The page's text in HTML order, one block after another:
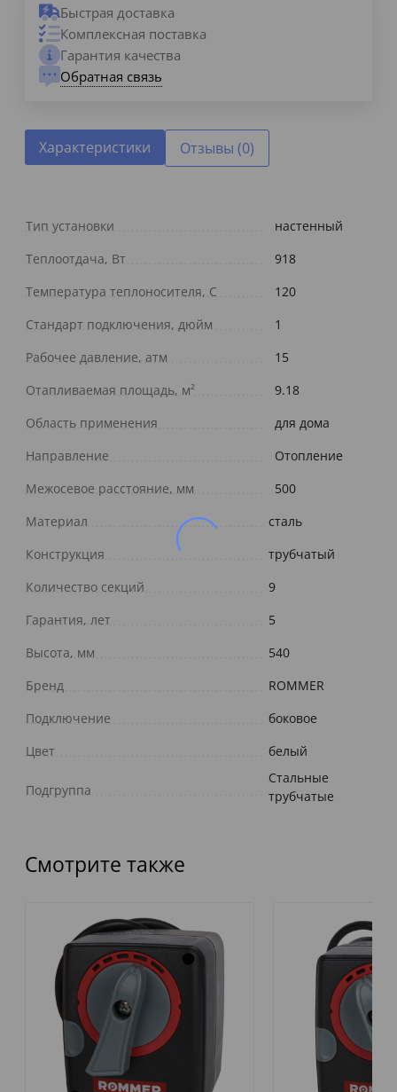
Быстрая доставка
Комплексная поставка
Гарантия качества
Обратная связь
Характеристики Отзывы (0)
Тип установки
настенный
Теплоотдача, Вт
918
Температура теплоносителя, С
120
Стандарт подключения, дюйм
1
Рабочее давление, атм
15
Отапливаемая площадь, м²
9.18
Область применения
для дома
Направление
Отопление
Межосевое расстояние, мм
500
Материал
сталь
Конструкция
трубчатый
Количество секций
9
Гарантия, лет
5
Высота, мм
540
Бренд
ROMMER
Подключение
боковое
Цвет
белый
Подгруппа
Стальные
трубчатые
Смотрите также